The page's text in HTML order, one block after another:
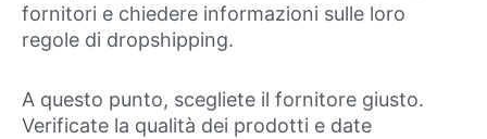
fornitori e chiedere informazioni sulle loro
regole di dropshipping.
A questo punto, scegliete il fornitore giusto.
Verificate la qualità dei prodotti e date